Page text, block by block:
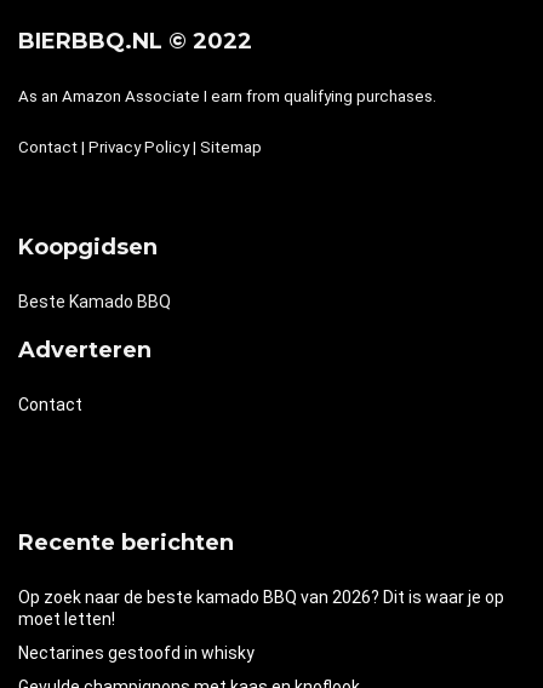
BIERBBQ.NL © 2022
As an Amazon Associate I earn from qualifying purchases.
Contact | Privacy Policy| Sitemap
Koopgidsen
Beste Kamado BBQ
Adverteren
Contact
Recente berichten
Op zoek naar de beste kamado BBQ van 2026? Dit is waar je op
moet letten!
Nectarines gestoofd in whisky